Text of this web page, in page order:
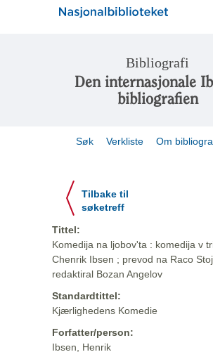
Bibliografi
Den internasjonale
bibliografien
Søk Verkliste Om
Tilbake til
søketreff
Tittel:
Komedija na ljobov'ta : komedija v
Chenrik Ibsen ; prevod na Raco
redaktiral Bozan Angelov
Standardtittel:
Kjærlighedens Komedie
Forfatter/person:
Ibsen, Henrik